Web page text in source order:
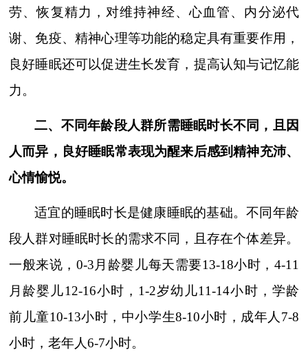
劳、恢复精力，对维持神经、心血管、内分泌代
谢、免疫、精神心理等功能的稳定具有重要作用，
良好睡眠还可以促进生长发育，提高认知与记忆能
力。
二、不同年龄段人群所需睡眠时长不同，且因
人而异，良好睡眠常表现为醒来后感到精神充沛、
心情愉悦。
适宜的睡眠时长是健康睡眠的基础。不同年龄
段人群对睡眠时长的需求不同，且存在个体差异。
一般来说， 0-3 月龄婴儿每天需要13-18小时， 4-11
月龄婴儿12-16小时， 1-2岁幼儿11-14小时，学龄
前儿童10-13小时，中小学生8-10小时，成年人 7-8
小时，老年人6-7小时。